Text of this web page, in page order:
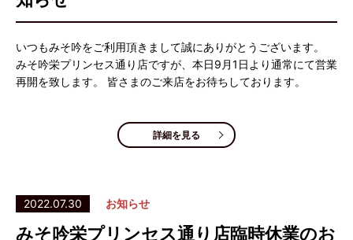
いつもみそ吟をご利用頂きまして誠にありがとうございます。
みそ吟栄プリンセス通り店ですが、本日9月1日より通常にて営業
再開を致します。 皆さまのご来店をお待ちしております。
詳細を見る
2022.07.30 お知らせ
みそ吟栄プリンセス通り店臨時休業のお